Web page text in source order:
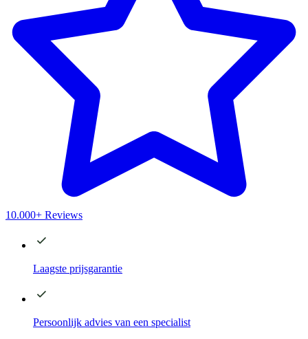
10.000+ Reviews
Laagste prijsgarantie
Persoonlijk advies van een specialist